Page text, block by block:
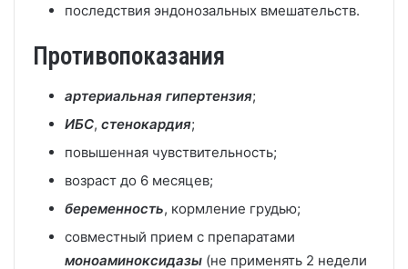
последствия эндонозальных вмешательств.
Противопоказания
артериальная гипертензия;
ИБС, стенокардия;
повышенная чувствительность;
возраст до 6 месяцев;
беременность, кормление грудью;
совместный прием с препаратами
моноаминоксидазы (не применять 2 недели